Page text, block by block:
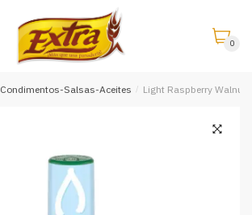
0
Condimentos-Salsas-Aceites / Light Raspberry Walnut